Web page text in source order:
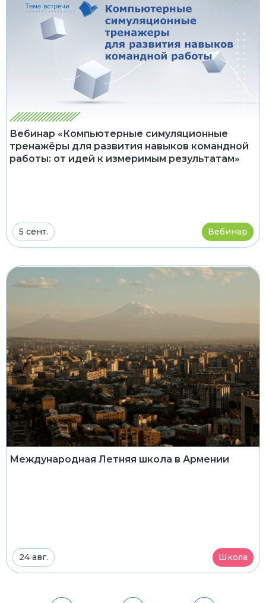
Вебинар «Компьютерные симуляционные
тренажёры для развития навыков командной
работы: от идей к измеримым результатам»
5 сент. Вебинар
Международная Летняя школа в Армении
24 авг. Школа